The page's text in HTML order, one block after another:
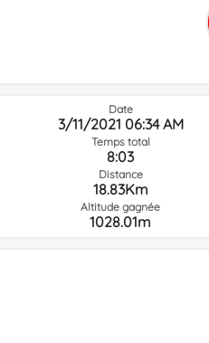
Date
3/11/2021 06:34 AM
Temps total
8:03
Distance
18.83Km
Altitude gagnée
1028.01m